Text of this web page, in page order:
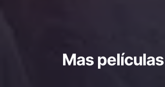
Mas películas